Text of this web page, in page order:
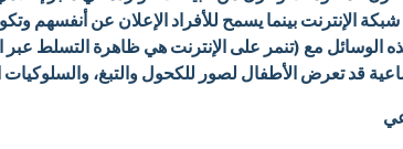
شبكة الإنترنت بينما يسمح للأفراد الإعلان عن
هذه الوسائل مع (تنمر على الإنترنت هي ظاهرة التسلط
قد تعرض الأطفال لصور للكحول والتبغ،